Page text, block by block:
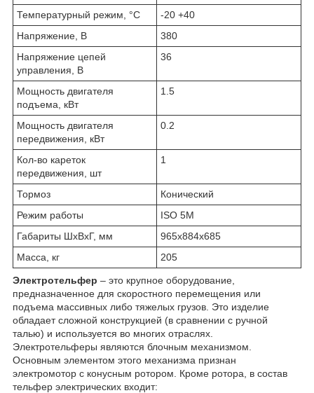
Температурный режим, °С
-20 +40
Напряжение, В
380
Напряжение цепей
управления, В
36
Мощность двигателя
подъема, кВт
1.5
Мощность двигателя
передвижения, кВт
0.2
Кол-во кареток
передвижения, шт
1
Тормоз
Конический
Режим работы
ISO 5M
Габариты ШхВхГ, мм
965х884х685
Масса, кг
205
Электротельфер – это крупное оборудование,
предназначенное для скоростного перемещения или
подъема массивных либо тяжелых грузов. Это изделие
обладает сложной конструкцией (в сравнении с ручной
талью) и используется во многих отраслях.
Электротельферы являются блочным механизмом.
Основным элементом этого механизма признан
электромотор с конусным ротором. Кроме ротора, в состав
тельфер электрических входит: